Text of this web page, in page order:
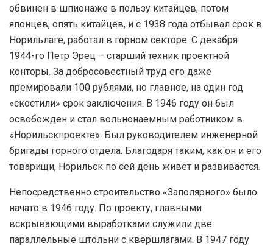
обвинен в шпионаже в пользу китайцев, потом
японцев, опять китайцев, и с 1938 года отбывал срок в
Норильлаге, работал в горном секторе. С декабря
1944-го Петр Эрец – старший техник проектной
конторы. За добросовестный труд его даже
премировали 100 рублями, но главное, на один год
«скостили» срок заключения. В 1946 году он был
освобожден и стал вольнонаемным работником в
«Норильскпроекте». Был руководителем инженерной
бригады горного отдела. Благодаря таким, как он и его
товарищи, Норильск по сей день живет и развивается.
Непосредственно строительство «Заполярного» было
начато в 1946 году. По проекту, главными
вскрывающими выработками служили две
параллельные штольни с квершлагами. В 1947 году